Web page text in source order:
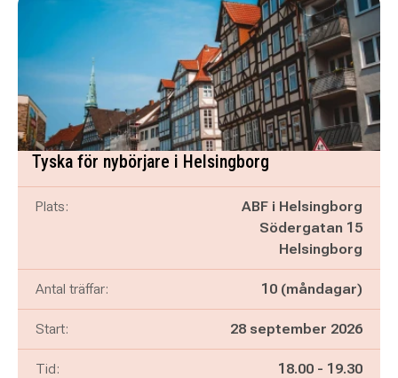
Tyska för nybörjare i Helsingborg
Plats:
ABF i Helsingborg
Södergatan 15
Helsingborg
Antal träffar: 10 (måndagar)
Start: 28 september 2026
Tid: Pågår mellan
18.00 - och
19.30